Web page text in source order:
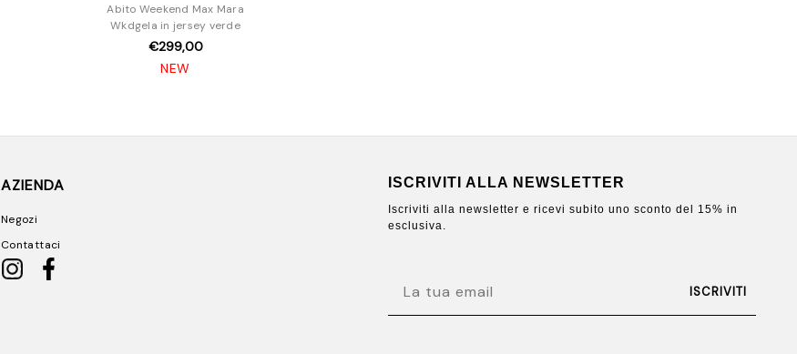
Abito Weekend Max Mara
Wkdgela in jersey verde
€299,00
NEW
AZIENDA
Negozi
Contattaci
ISCRIVITI ALLA NEWSLETTER
Iscriviti alla newsletter e ricevi subito uno sconto del 15% in
esclusiva.
ISCRIVITI